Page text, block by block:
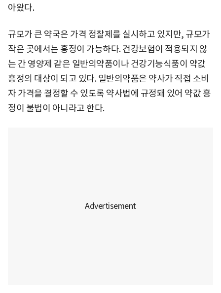
아왔다.
규모가 큰 약국은 가격 정찰제를 실시하고 있지만, 규모가
작은 곳에서는 흥정이 가능하다. 건강보험이 적용되지 않
는 간 영양제 같은 일반의약품이나 건강기능식품이 약값
흥정의 대상이 되고 있다. 일반의약품은 약사가 직접 소비
자 가격을 결정할 수 있도록 약사법에 규정돼 있어 약값 흥
정이 불법이 아니라고 한다.